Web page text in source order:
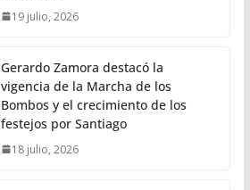
19 julio, 2026
Gerardo Zamora destacó la
vigencia de la Marcha de los
Bombos y el crecimiento de los
festejos por Santiago
18 julio, 2026